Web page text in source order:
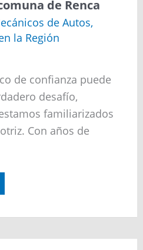
de Renca
de Autos,
la Región
de confianza puede
desafío,
familiarizados
Con años de